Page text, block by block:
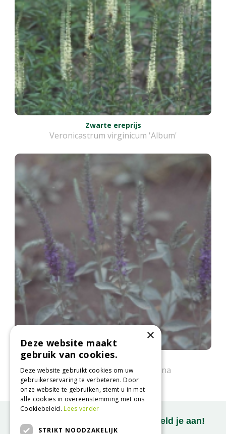
Zwarte ereprijs
Veronicastrum virginicum 'Album'
Aar-ereprijs
Veronica spicata subsp. incana
Onze nieuwsbrief ontvangen? Meld je aan!
×
Deze website maakt
gebruik van cookies.
Deze website gebruikt cookies om uw
gebruikerservaring te verbeteren. Door
onze website te gebruiken, stemt u in met
alle cookies in overeenstemming met ons
Cookiebeleid.Lees verder
STRIKT NOODZAKELIJK